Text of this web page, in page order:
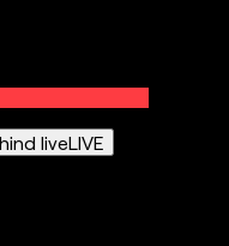
liveLIVE